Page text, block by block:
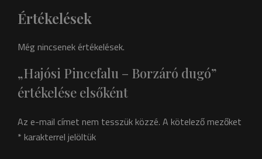
Értékelések
Még nincsenek értékelések.
„Hajósi Pincefalu – Borzáró dugó”
értékelése elsőként
Az e-mail címet nem tesszük közzé. A kötelező mezőket
* karakterrel jelöltük